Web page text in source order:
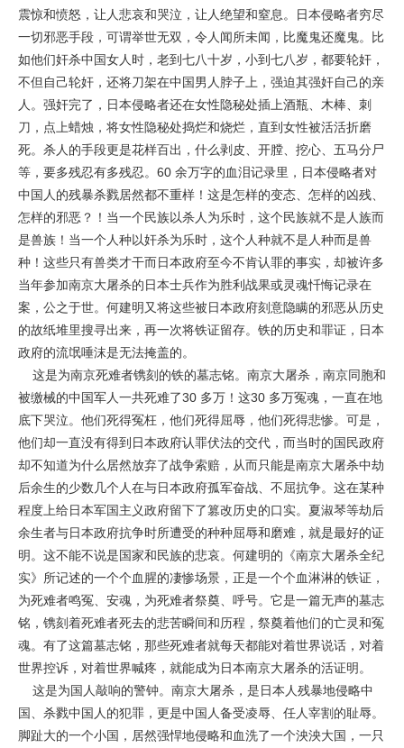
震惊和愤怒，让人悲哀和哭泣，让人绝望和窒息。日本侵略者穷尽
一切邪恶手段，可谓举世无双，令人闻所未闻，比魔鬼还魔鬼。比
如他们奸杀中国女人时，老到七八十岁，小到七八岁，都要轮奸，
不但自己轮奸，还将刀架在中国男人脖子上，强迫其强奸自己的亲
人。强奸完了，日本侵略者还在女性隐秘处插上酒瓶、木棒、刺
刀，点上蜡烛，将女性隐秘处捣烂和烧烂，直到女性被活活折磨
死。杀人的手段更是花样百出，什么剥皮、开膛、挖心、五马分尸
等，要多残忍有多残忍。60 余万字的血泪记录里，日本侵略者对
中国人的残暴杀戮居然都不重样！这是怎样的变态、怎样的凶残、
怎样的邪恶？！当一个民族以杀人为乐时，这个民族就不是人族而
是兽族！当一个人种以奸杀为乐时，这个人种就不是人种而是兽
种！这些只有兽类才干而日本政府至今不肯认罪的事实，却被许多
当年参加南京大屠杀的日本士兵作为胜利战果或灵魂忏悔记录在
案，公之于世。何建明又将这些被日本政府刻意隐瞒的邪恶从历史
的故纸堆里搜寻出来，再一次将铁证留存。铁的历史和罪证，日本
政府的流氓唾沫是无法掩盖的。
这是为南京死难者镌刻的铁的墓志铭。南京大屠杀，南京同胞和
被缴械的中国军人一共死难了30 多万！这30 多万冤魂，一直在地
底下哭泣。他们死得冤枉，他们死得屈辱，他们死得悲惨。可是，
他们却一直没有得到日本政府认罪伏法的交代，而当时的国民政府
却不知道为什么居然放弃了战争索赔，从而只能是南京大屠杀中劫
后余生的少数几个人在与日本政府孤军奋战、不屈抗争。这在某种
程度上给日本军国主义政府留下了篡改历史的口实。夏淑琴等劫后
余生者与日本政府抗争时所遭受的种种屈辱和磨难，就是最好的证
明。这不能不说是国家和民族的悲哀。何建明的《南京大屠杀全纪
实》所记述的一个个血腥的凄惨场景，正是一个个血淋淋的铁证，
为死难者鸣冤、安魂，为死难者祭奠、呼号。它是一篇无声的墓志
铭，镌刻着死难者死去的悲苦瞬间和历程，祭奠着他们的亡灵和冤
魂。有了这篇墓志铭，那些死难者就每天都能对着世界说话，对着
世界控诉，对着世界喊疼，就能成为日本南京大屠杀的活证明。
这是为国人敲响的警钟。南京大屠杀，是日本人残暴地侵略中
国、杀戮中国人的犯罪，更是中国人备受凌辱、任人宰割的耻辱。
脚趾大的一个小国，居然强悍地侵略和血洗了一个泱泱大国，一只